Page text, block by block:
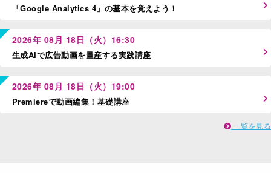
「Google Analytics 4」の基本を覚えよう！
2026年 08月 18日（火）16:30
生成AIで広告動画を量産する実践講座
2026年 08月 18日（火）19:00
Premiereで動画編集！基礎講座
一覧を見る